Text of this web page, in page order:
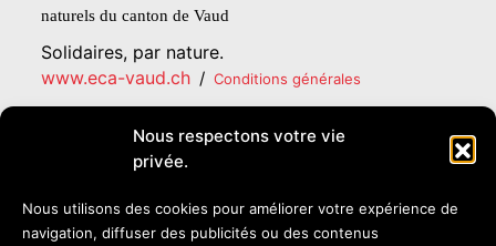
Nous respectons votre vie
privée.
Nous utilisons des cookies pour améliorer votre expérience de
navigation, diffuser des publicités ou des contenus
naturels du canton de Vaud
Solidaires, par nature.
www.eca-vaud.ch / Conditions générales
ECA, Lausanne
Glenn Michel, Sébastien Bovard, Sébastien Bovy,
SDIS Gros-de-Vaud, ECA Vaud